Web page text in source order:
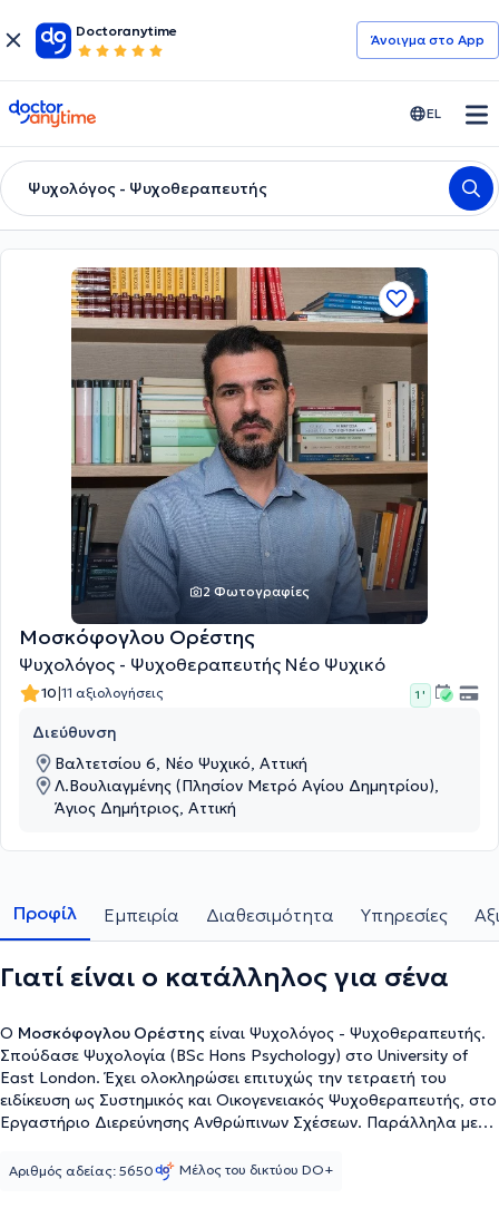
Doctoranytime
Άνοιγμα στο App
doctoranytime EL
Ψυχολόγος - Ψυχοθεραπευτής
2 Φωτογραφίες
Μοσκόφογλου Ορέστης
Ψυχολόγος - Ψυχοθεραπευτής Νέο Ψυχικό
10|11 αξιολογήσεις 1 '
Διεύθυνση
Βαλτετσίου 6, Νέο Ψυχικό, Αττική
Λ.Βουλιαγμένης (Πλησίον Μετρό Αγίου Δημητρίου),
Άγιος Δημήτριος, Αττική
Προφίλ Εμπειρία Διαθεσιμότητα Υπηρεσίες
Γιατί είναι ο κατάλληλος για σένα
Ο Μοσκόφογλου Ορέστης είναι Ψυχολόγος - Ψυχοθεραπευτής.
Σπούδασε Ψυχολογία (BSc Hons Psychology) στο University of
East London. Έχει ολοκληρώσει επιτυχώς την τετραετή του
ειδίκευση ως Συστημικός και Οικογενειακός Ψυχοθεραπευτής, στο
Εργαστήριο Διερεύνησης Ανθρώπινων Σχέσεων. Παράλληλα με
Παιδοψυχολογία και Παιδοψυχιατρική στο Πανεπιστήμιο Αιγαίου.
Αριθμός αδείας: 5650 Μέλος του δικτύου DO+